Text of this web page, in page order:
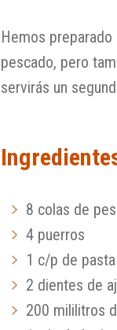
Hemos preparado
pescado, pero
servirás un
8 colas de
4 puerros
1 c/p de
2 dientes de
200 mililitros